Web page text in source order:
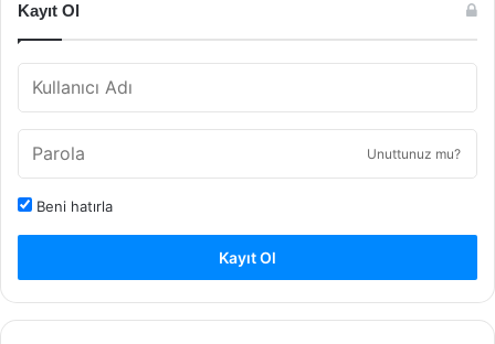
Kayıt Ol
Unuttunuz mu?
Beni hatırla
Kayıt Ol